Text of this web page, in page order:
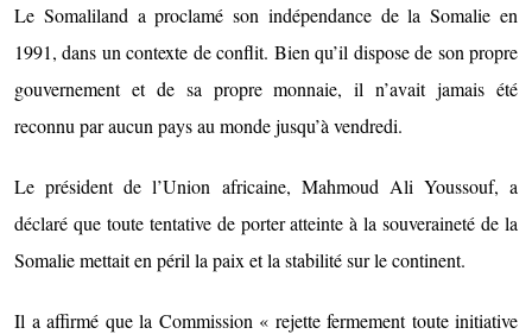
Le Somaliland a proclamé son indépendance de la Somalie en
1991, dans un contexte de conflit. Bien qu’il dispose de son propre
gouvernement et de sa propre monnaie, il n’avait jamais été
reconnu par aucun pays au monde jusqu’à vendredi.
Le président de l’Union africaine, Mahmoud Ali Youssouf, a
déclaré que toute tentative de porter atteinte à la souveraineté de la
Somalie mettait en péril la paix et la stabilité sur le continent.
Il a affirmé que la Commission « rejette fermement toute initiative